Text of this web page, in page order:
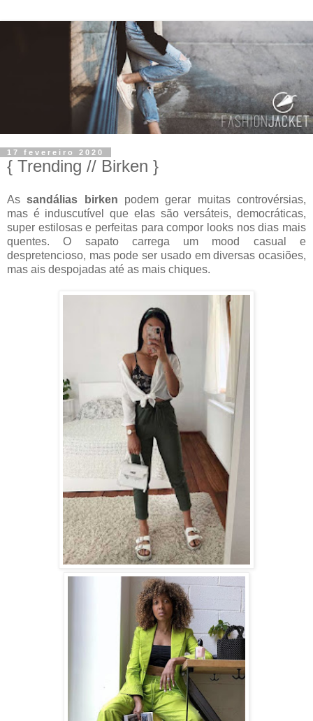
17 fevereiro 2020
{ Trending // Birken }
Assandálias birken podem gerar muitas controvérsias,
mas é induscutível que elas são versáteis, democráticas,
super estilosas e perfeitas para compor looks nos dias mais
quentes. O sapato carrega um mood casual e
despretencioso, mas pode ser usado em diversas ocasiões,
mas ais despojadas até as mais chiques.